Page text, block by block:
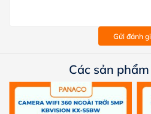
Gửi đánh
Các sản